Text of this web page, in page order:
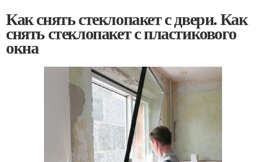
Как снять стеклопакет с двери. Как
снять стеклопакет с пластикового
окна